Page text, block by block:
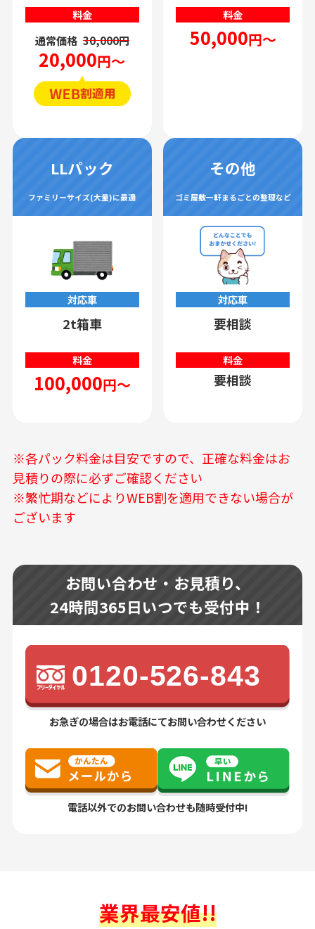
料金
通常価格 30,000円
20,000円～
料金
50,000円～
LLパック
ファミリーサイズ(大量)に最適
対応車
2t箱車
料金
100,000円～
その他
ゴミ屋敷一軒まるごとの整理など
対応車
要相談
料金
要相談
※各パック料金は目安ですので、正確な料金はお
見積りの際に必ずご確認ください
※繁忙期などによりWEB割を適用できない場合が
ございます
お問い合わせ・お見積り、
24時間365日いつでも受付中！
0120-526-843
お急ぎの場合はお電話にてお問い合わせください
電話以外でのお問い合わせも随時受付中!
業界最安値!!